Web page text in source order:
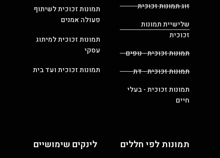
זוג תמונות זכוכית
שלישיית תמונות
זכוכית
תמונות זכוכית - נופים
תמונות זכוכית - דת
תמונות זכוכית - בעלי
חיים
תמונות זכוכית לשיתוף
פעולה אמנים
תמונות זכוכית למיתוג
עסקי
תמונות זכוכית ועד בית
תמונות לפי חללים לינקים שימושיים